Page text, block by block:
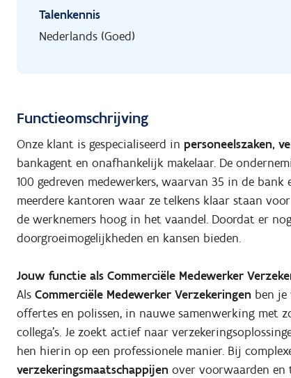
Talenkennis
Nederlands (Goed)
Functieomschrijving
Onze klant is gespecialiseerd in personeelszaken,
bankagent en onafhankelijk makelaar. De
100 gedreven medewerkers, waarvan 35 in de
meerdere kantoren waar ze telkens klaar staan
de werknemers hoog in het vaandel. Doordat er
doorgroeimogelijkheden en kansen bieden.
Jouw functie als Commerciële Medewerker
Als Commerciële Medewerker Verzekeringen ben
offertes en polissen, in nauwe samenwerking met
collega’s. Je zoekt actief naar
hen hierin op een professionele manier. Bij
verzekeringsmaatschappijen over voorwaarden en